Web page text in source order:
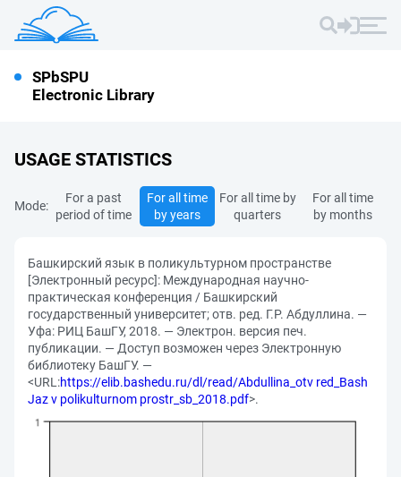
SPbSPU
Electronic Library
USAGE STATISTICS
Mode:
For a past
period of time
For all time
by years
For all time by
quarters
For all time
by months
Башкирский язык в поликультурном пространстве
[Электронный ресурс]: Международная научно-
практическая конференция / Башкирский
государственный университет; отв. ред. Г.Р. Абдуллина. —
Уфа: РИЦ БашГУ, 2018. — Электрон. версия печ.
публикации. — Доступ возможен через Электронную
библиотеку БашГУ. —
<URL:https://elib.bashedu.ru/dl/read/Abdullina_otv red_Bash
Jaz v polikulturnom prostr_sb_2018.pdf>.